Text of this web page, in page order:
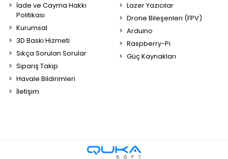
İade ve Cayma Hakkı
Politikası
Kurumsal
3D Baskı Hizmeti
Sıkça Sorulan Sorular
Sipariş Takip
Havale Bildirimleri
İletişim
Lazer Yazıcılar
Drone Bileşenleri (FPV)
Arduino
Raspberry-Pi
Güç Kaynakları